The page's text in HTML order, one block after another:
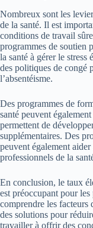
Nombreux sont les
de la santé. Il est
conditions de travail
programmes de soutien
la santé à gérer le
des politiques de congé
l’absentéisme.
Des programmes de
santé peuvent
permettent de
supplémentaires. Des
peuvent également
professionnels de la
En conclusion, le taux
est préoccupant pour
comprendre les facteurs
des solutions pour
travailler à offrir des